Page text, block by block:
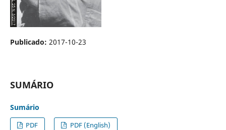
Publicado: 2017-10-23
SUMÁRIO
Sumário
PDF PDF (English)